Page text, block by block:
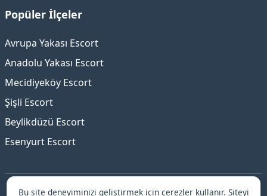
Popüler İlçeler
Avrupa Yakası Escort
Anadolu Yakası Escort
Mecidiyeköy Escort
Şişli Escort
Beylikdüzü Escort
Esenyurt Escort
Bu site deneyiminizi geliştirmek için çerezler kullanır. Siteyi